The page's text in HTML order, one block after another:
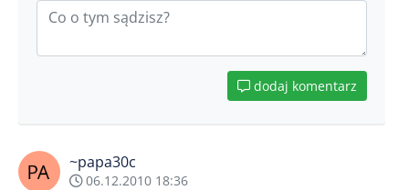
dodaj komentarz
~papa30c
06.12.2010 18:36